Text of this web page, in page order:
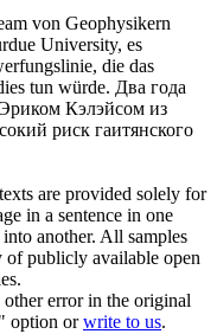
von Geophysikern
University, es
die das
tun würde. Два года
Кэлэйсом из
риск гаитянского
are provided solely for
in a sentence in one
another. All samples
of publicly available open
error in the original
option orwrite to us.